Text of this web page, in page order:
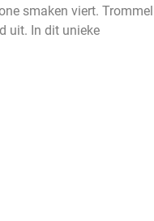
smaken viert. Trommel
uit. In dit unieke